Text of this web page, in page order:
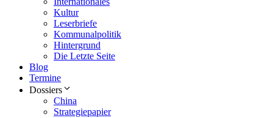
Kultur
Leserbriefe
Kommunalpolitik
Hintergrund
Die Letzte Seite
Blog
Termine
Dossiers
China
Strategiepapier